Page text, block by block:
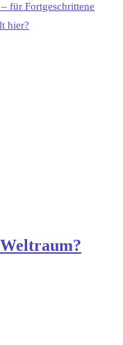
für Fortgeschrittene
hier?